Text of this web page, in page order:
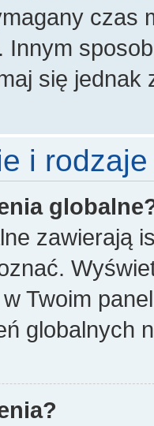
czas
Innym
się jednak
i
zawierają
Twoim
globalnych